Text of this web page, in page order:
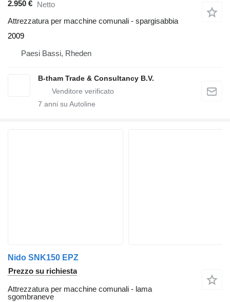
2.950 € Netto
Attrezzatura per macchine comunali - spargisabbia
2009
Paesi Bassi, Rheden
B-tham Trade & Consultancy B.V.
7 anni su Autoline
Nido SNK150 EPZ
Prezzo su richiesta
Attrezzatura per macchine comunali - lama
sgombraneve